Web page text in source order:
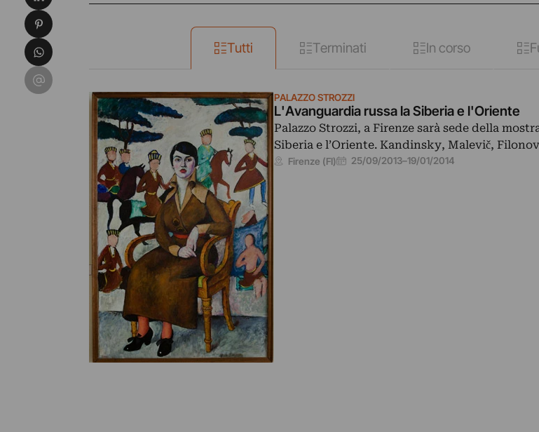
Tutti Terminati In corso
PALAZZO STROZZI
L'Avanguardia russa la Siberia e l'Oriente
Palazzo Strozzi, a Firenze sarà sede della
Siberia e l’Oriente. Kandinsky, Malevič,
Firenze (FI) 25/09/2013–19/01/2014
Condividi su Pinterest
Condividi su WhatsApp
Condividi su Email